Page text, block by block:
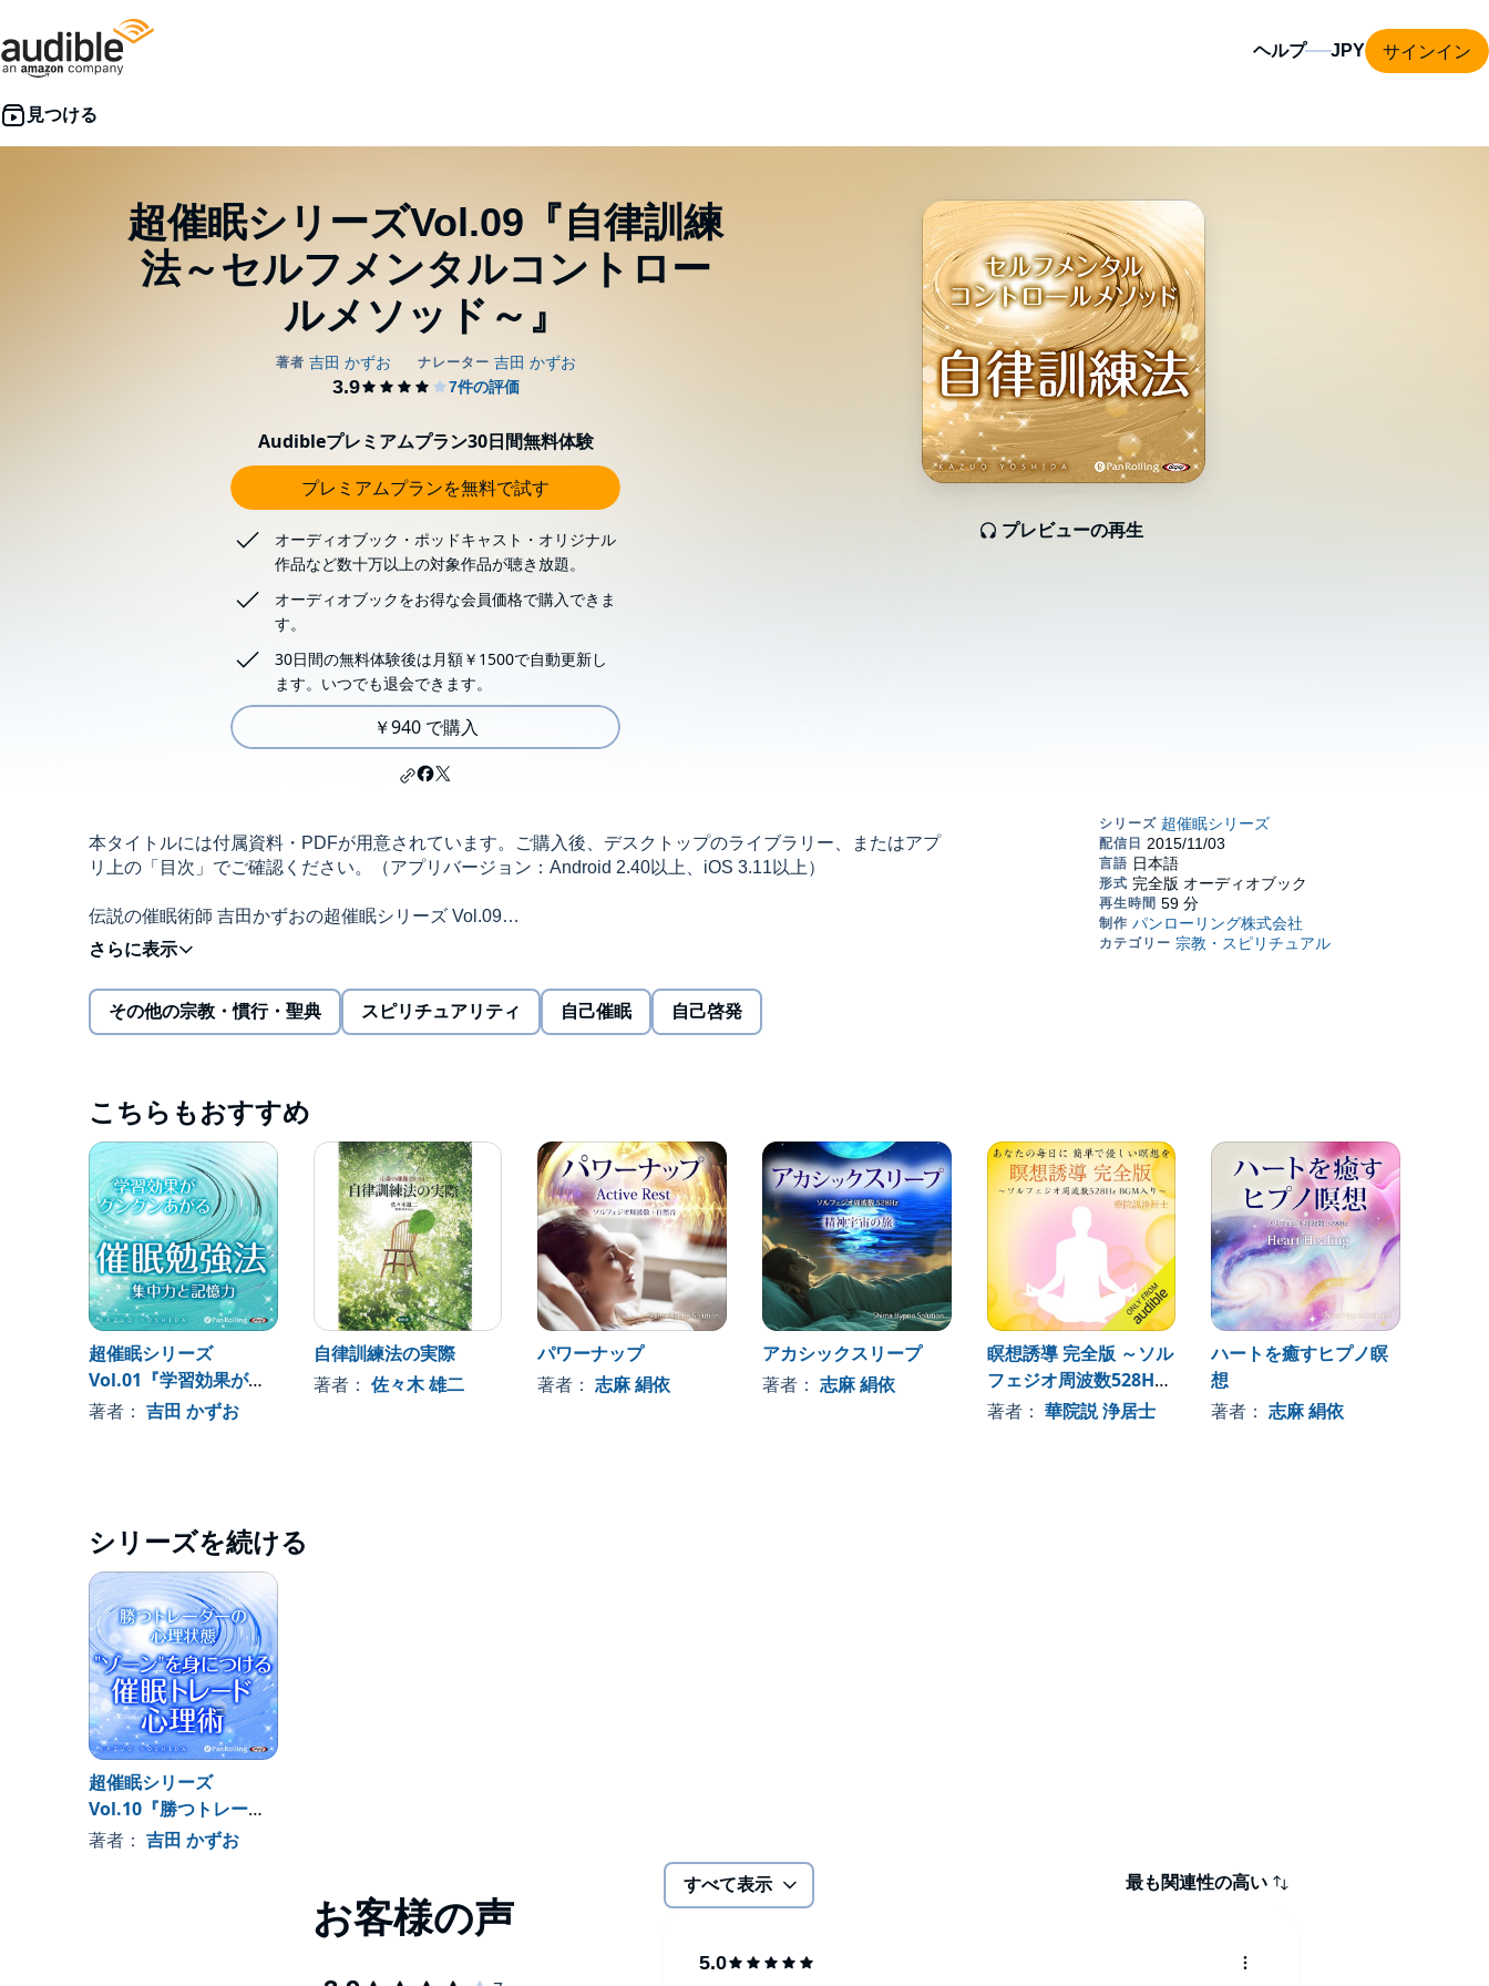
ヘルプ サインイン
超催眠シリーズVol.09『自律訓練
法～セルフメンタルコントロー
ルメソッド～』
プレビューの再生
Audibleプレミアムプラン30日間無料体験
プレミアムプランを無料で試す
オーディオブック・ポッドキャスト・オリジナル
作品など数十万以上の対象作品が聴き放題。
オーディオブックをお得な会員価格で購入できま
す。
30日間の無料体験後は月額￥1500で自動更新し
ます。いつでも退会できます。
￥940 で購入
本タイトルには付属資料・PDFが用意されています。ご購入後、デスクトップのライブラリー、またはアプ
リ上の「目次」でご確認ください。（アプリバージョン：Android 2.40以上、iOS 3.11以上）
伝説の催眠術師 吉田かずおの超催眠シリーズ Vol.09
精神医学、スポーツ心理学などに広く応用されている「心と体を制御する技術」
「自律訓練法」とは
1932年、ドイツの精神医学者ヨハンネス・ハイリッヒ・シュルツ博士によって生み出された“自己催眠習得
た近年では、スポーツアスリートのためのメンタルトレーニングにも、当たり前に取り入れられ、プロ、ア
この音源は、他者催眠法を利用し、より確実に“自律訓練法”をマスターできるようプログラムされた日本初の
コンテンツです。
(C)panrolling 2013
その他の宗教・慣行・聖典 スピリチュアリティ 自己催眠 自己啓発
こちらもおすすめ
超催眠シリーズ
Vol.01『学習効果がグ
ングンあがる催眠勉強
著者： 吉田 かずお
自律訓練法の実際
著者： 佐々木 雄二
パワーナップ
著者：志麻 絹依
アカシックスリープ
著者： 志麻 絹依
瞑想誘導 完全版 ～ソル
フェジオ周波数528Hz
BGM入り～
著者： 華院説 浄居士
ハートを癒すヒプノ瞑
想
著者：志麻 絹依
シリーズを続ける
超催眠シリーズ
Vol.10『勝つトレーダ
ーの心理状態 "ゾーン"
著者： 吉田 かずお
すべて表示 最も関連性の高い